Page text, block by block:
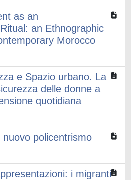
as an
an Ethnographic
Morocco
e Spazio urbano. La
delle donne a
quotidiana
policentrismo
i migranti